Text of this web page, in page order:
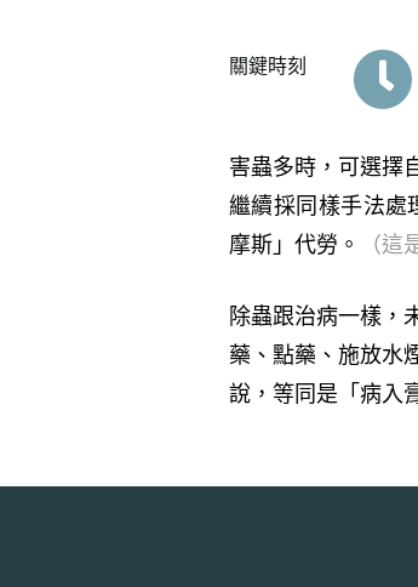
關鍵時刻
害蟲多時，可選擇
繼續採同樣手法處
摩斯」代勞。
（這
除蟲跟治病一樣，
藥、點藥、施放水
說，等同是「病入